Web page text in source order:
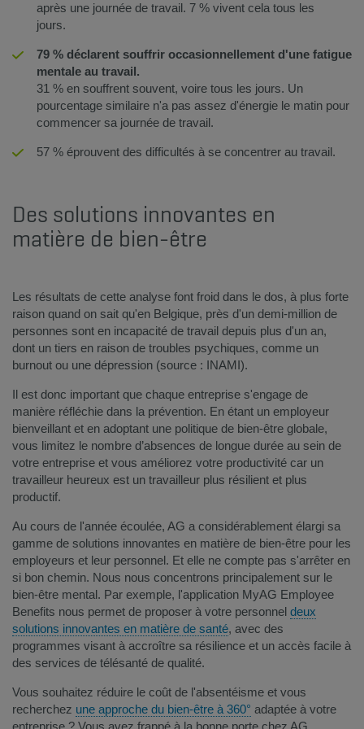
après une journée de travail. 7 % vivent cela tous les
jours.
79 % déclarent souffrir occasionnellement d'une fatigue
mentale au travail.
31 % en souffrent souvent, voire tous les jours. Un
pourcentage similaire n'a pas assez d'énergie le matin pour
commencer sa journée de travail.
57 % éprouvent des difficultés à se concentrer au travail.
Des solutions innovantes en
matière de bien-être ​
Les résultats de cette analyse font froid dans le dos, à plus forte
raison quand on sait qu'en Belgique, près d'un demi-million de
personnes sont en incapacité de travail depuis plus d'un an,
dont un tiers en raison de troubles psychiques, comme un
burnout ou une dépression (source : INAMI).
Il est donc important que chaque entreprise s'engage de
manière réfléchie dans la prévention. En étant un employeur
bienveillant et en adoptant une politique de bien-être globale,
vous limitez le nombre d’absences de longue durée au sein de
votre entreprise et vous améliorez votre productivité car un
travailleur heureux est un travailleur plus résilient et plus
productif.
Au cours de l'année écoulée, AG a considérablement élargi sa
gamme de solutions innovantes en matière de bien-être pour les
employeurs et leur personnel. Et elle ne compte pas s'arrêter en
si bon chemin. Nous nous concentrons principalement sur le
bien-être mental. Par exemple, l'application MyAG Employee
Benefits nous permet de proposer à votre personnel deux
solutions innovantes en matière de santé​, avec des
programmes visant à accroître sa résilience et un accès facile à
des services de télésanté de qualité.
Vous souhaitez réduire le coût de l'absentéisme et vous
recherchez une approche du bien-être à 360°​ adaptée à votre
entreprise ? Vous avez frappé à la bonne porte chez AG.